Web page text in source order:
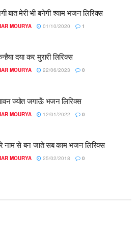
बात मेरी भी बनेगी श्याम भजन लिरिक्स
MOURYA 01/10/2020 1
दया कर मुरारी लिरिक्स
MOURYA 22/06/2023 0
ज्योत जगाऊँ भजन लिरिक्स
MOURYA 12/01/2022 0
नाम से बन जाते सब काम भजन लिरिक्स
MOURYA 25/02/2018 0